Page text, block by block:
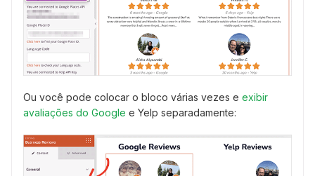
Ou você pode colocar o bloco várias vezes e exibir
avaliações do Google e Yelp separadamente: